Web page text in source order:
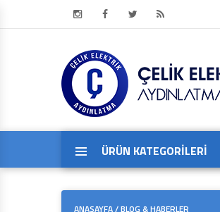
KURUMSAL
TOPTAN SATIŞ
ÜRÜN KATEGORİLERİ
ANASAYFA/BLOG & HABERLER